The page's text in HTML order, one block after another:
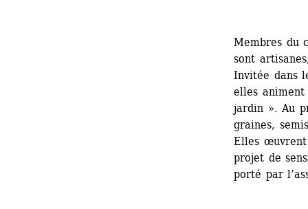
Membres du
sont
Invitée dans
elles
jardin ». Au
graines,
Elles
projet de
porté par